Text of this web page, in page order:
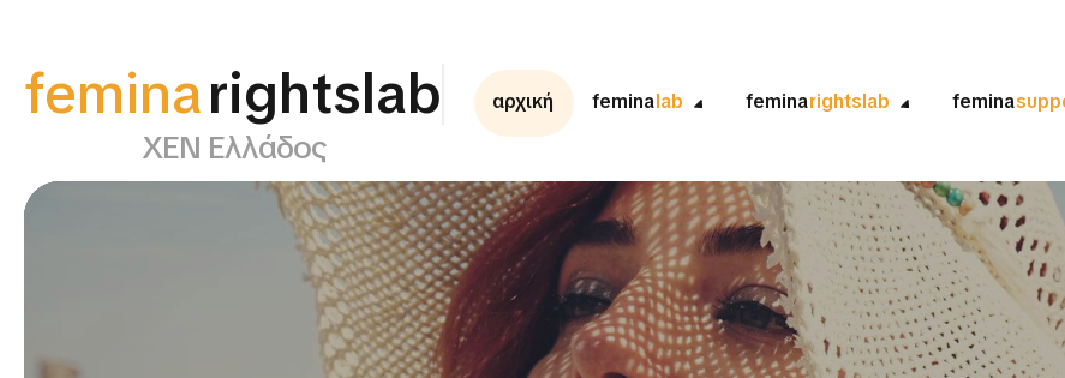
feminarightslab
ΧΕΝ Ελλάδος
αρχική feminalab feminarightslab femina